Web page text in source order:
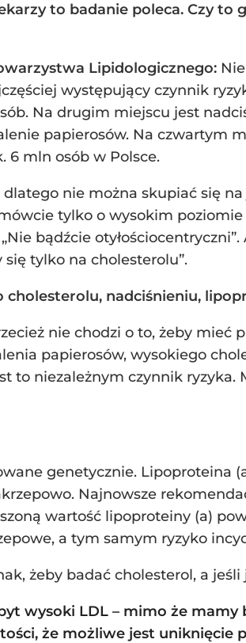
to badanie poleca. Czy to
Lipidologicznego:
występujący czynnik
Na drugim miejscu jest
papierosów. Na czwartym
6 mln osób w Polsce.
nie można skupiać się
tylko o wysokim poziomie
bądźcie
tylko na cholesterolu”.
nadciśnieniu,
nie chodzi o to, żeby mieć
papierosów, wysokiego
to niezależnym czynnik ryzyka.
genetycznie. Lipoproteina
Najnowsze
wartość lipoproteiny (a)
a tym samym ryzyko
żeby badać cholesterol, a
wysoki LDL – mimo że
że możliwe jest uniknięcie